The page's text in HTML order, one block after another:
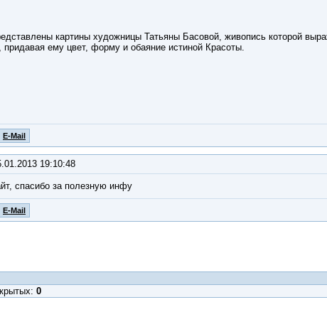
картины художницы Татьяны Басовой, живопись которой
придавая ему цвет, форму и обаяние истиной Красоты.
E-Mail
19:10:48
спасибо за полезную инфу
E-Mail
0